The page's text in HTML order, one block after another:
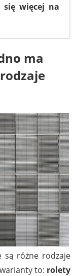
się więcej na
ma
są różne rodzaje
to: rolety